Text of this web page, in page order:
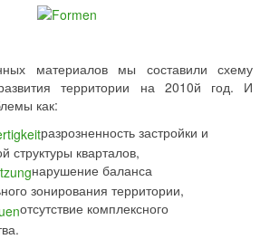
материалов мы составили схему
территории на 2010й год. И
как:
разрозненность застройки и
структуры кварталов,
нарушение баланса
зонирования территории,
отсутствие комплексного